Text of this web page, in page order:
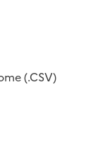
(.CSV)